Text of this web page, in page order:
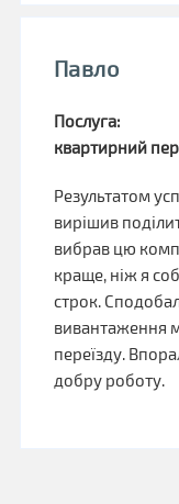
Павло
Послуга:
квартирний
Результатом
вирішив
вибрав цю
краще, ніж я
строк.
вивантаження
переїзду.
добру роботу.